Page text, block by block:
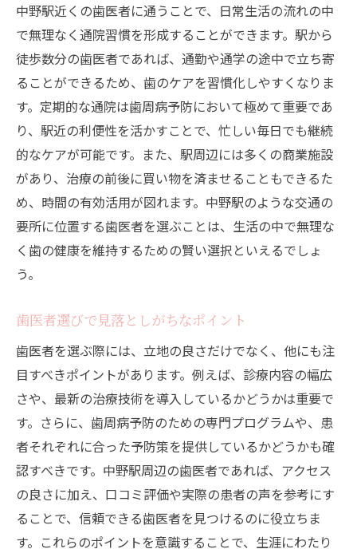
中野駅近くの歯医者に通うことで、日常生活の流れの中
で無理なく通院習慣を形成することができます。駅から
徒歩数分の歯医者であれば、通勤や通学の途中で立ち寄
ることができるため、歯のケアを習慣化しやすくなりま
す。定期的な通院は歯周病予防において極めて重要であ
り、駅近の利便性を活かすことで、忙しい毎日でも継続
的なケアが可能です。また、駅周辺には多くの商業施設
があり、治療の前後に買い物を済ませることもできるた
め、時間の有効活用が図れます。中野駅のような交通の
要所に位置する歯医者を選ぶことは、生活の中で無理な
く歯の健康を維持するための賢い選択といえるでしょ
う。
歯医者選びで見落としがちなポイント
歯医者を選ぶ際には、立地の良さだけでなく、他にも注
目すべきポイントがあります。例えば、診療内容の幅広
さや、最新の治療技術を導入しているかどうかは重要で
す。さらに、歯周病予防のための専門プログラムや、患
者それぞれに合った予防策を提供しているかどうかも確
認すべきです。中野駅周辺の歯医者であれば、アクセス
の良さに加え、口コミ評価や実際の患者の声を参考にす
ることで、信頼できる歯医者を見つけるのに役立ちま
す。これらのポイントを意識することで、生涯にわたり